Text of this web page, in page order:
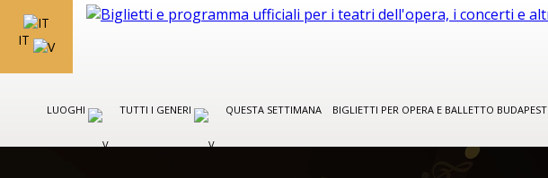
IT
LUOGHI TUTTI I GENERI QUESTA SETTIMANA BIGLIETTI PER OPERA E BALLETTO BUDAPEST